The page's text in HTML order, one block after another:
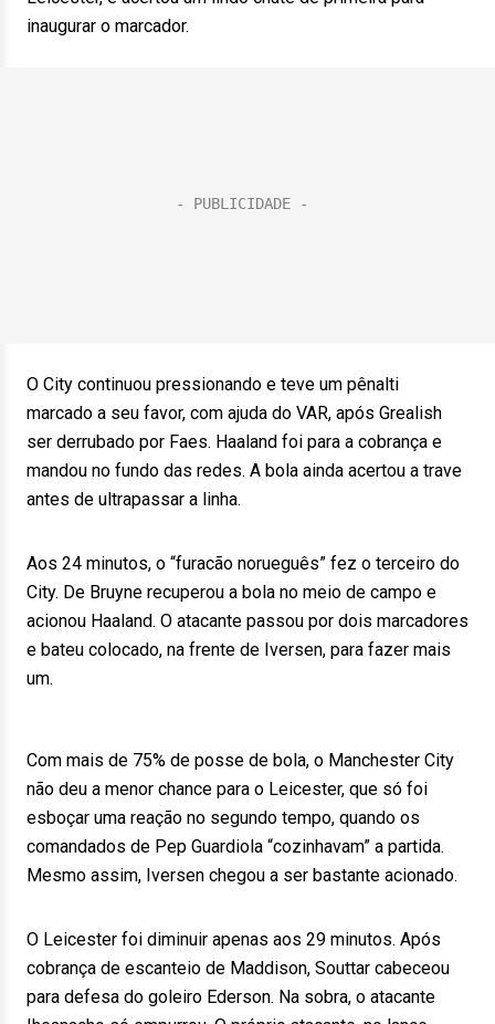
inaugurar o marcador.
O City continuou pressionando e teve um pênalti
marcado a seu favor, com ajuda do VAR, após Grealish
ser derrubado por Faes. Haaland foi para a cobrança e
mandou no fundo das redes. A bola ainda acertou a trave
antes de ultrapassar a linha.
Aos 24 minutos, o “furacão norueguês” fez o terceiro do
City. De Bruyne recuperou a bola no meio de campo e
acionou Haaland. O atacante passou por dois marcadores
e bateu colocado, na frente de Iversen, para fazer mais
um.
Com mais de 75% de posse de bola, o Manchester City
não deu a menor chance para o Leicester, que só foi
esboçar uma reação no segundo tempo, quando os
comandados de Pep Guardiola “cozinhavam” a partida.
Mesmo assim, Iversen chegou a ser bastante acionado.
O Leicester foi diminuir apenas aos 29 minutos. Após
cobrança de escanteio de Maddison, Souttar cabeceou
para defesa do goleiro Ederson. Na sobra, o atacante